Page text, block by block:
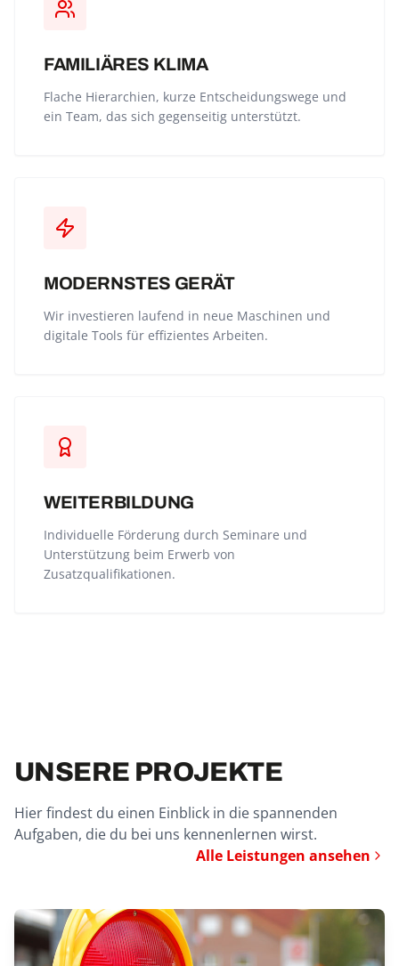
FAMILIÄRES KLIMA
Flache Hierarchien, kurze Entscheidungswege und
ein Team, das sich gegenseitig unterstützt.
MODERNSTES GERÄT
Wir investieren laufend in neue Maschinen und
digitale Tools für effizientes Arbeiten.
WEITERBILDUNG
Individuelle Förderung durch Seminare und
Unterstützung beim Erwerb von
Zusatzqualifikationen.
UNSERE PROJEKTE
Hier findest du einen Einblick in die spannenden
Aufgaben, die du bei uns kennenlernen wirst.
Alle Leistungen ansehen